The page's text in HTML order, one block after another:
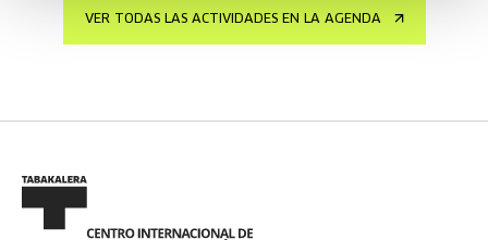
VER TODAS LAS ACTIVIDADES EN LA AGENDA